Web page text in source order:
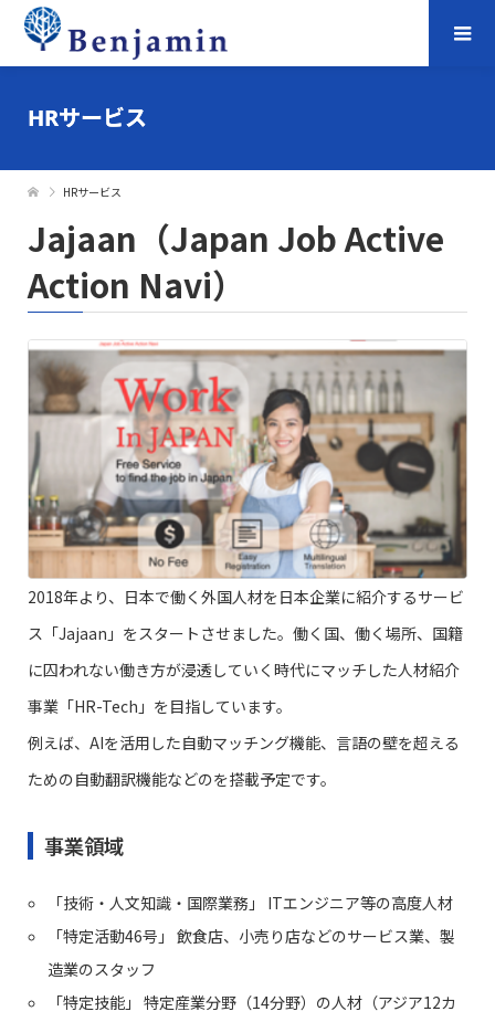
HRサービス
HRサービス
Jajaan（Japan Job Active
Action Navi）
2018年より、日本で働く外国人材を日本企業に紹介するサービ
ス「Jajaan」をスタートさせました。働く国、働く場所、国籍
に囚われない働き方が浸透していく時代にマッチした人材紹介
事業「HR-Tech」を目指しています。
例えば、AIを活用した自動マッチング機能、言語の壁を超える
ための自動翻訳機能などのを搭載予定です。
事業領域
「技術・人文知識・国際業務」 ITエンジニア等の高度人材
「特定活動46号」 飲食店、小売り店などのサービス業、製
造業のスタッフ
「特定技能」 特定産業分野（14分野）の人材（アジア12カ